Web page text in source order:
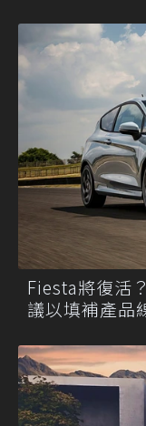
Fiesta將復活
議以填補產品